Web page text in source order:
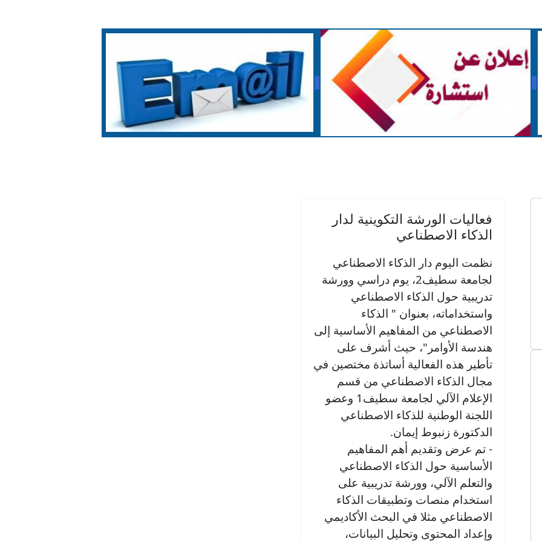
فعاليات الورشة التكوينية لدار
الذكاء الاصطناعي
نظمت اليوم دار الذكاء الاصطناعي
لجامعة سطيف2، يوم دراسي وورشة
تدريبية حول الذكاء الاصطناعي
واستخداماته، بعنوان " الذكاء
الاصطناعي من المفاهيم الأساسية إلى
هندسة الأوامر"، حيث أشرف على
تأطير هذه الفعالية أساتذة مختصين في
مجال الذكاء الاصطناعي من قسم
الإعلام الآلي لجامعة سطيف1 وعضو
اللجنة الوطنية للذكاء الاصطناعي
الدكتورة زنبوط إيمان.
- تم عرض وتقديم أهم المفاهيم
الأساسية حول الذكاء الاصطناعي
والتعلم الآلي، وورشة تدريبية على
استخدام منصات وتطبيقات الذكاء
الاصطناعي مثلا في البحث الأكاديمي
وإعداد المحتوى وتحليل البيانات،